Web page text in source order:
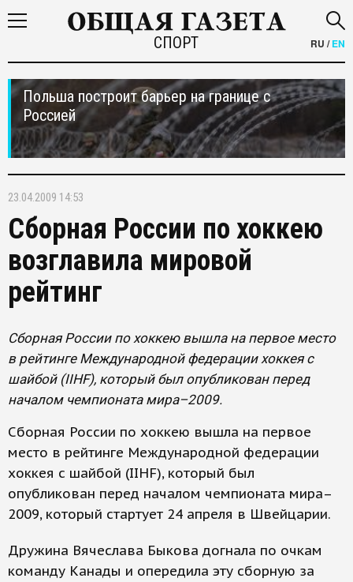
СПОРТ RU /EN
Польша построит барьер на границе с
Россией
23.04.2009 14:53
Сборная России по хоккею
возглавила мировой
рейтинг
Сборная России по хоккею вышла на первое место
в рейтинге Международной федерации хоккея с
шайбой (IIHF), который был опубликован перед
началом чемпионата мира–2009.
Сборная России по хоккею вышла на первое
место в рейтинге Международной федерации
хоккея с шайбой (IIHF), который был
опубликован перед началом чемпионата мира–
2009, который стартует 24 апреля в Швейцарии.
Дружина Вячеслава Быкова догнала по очкам
команду Канады и опередила эту сборную за